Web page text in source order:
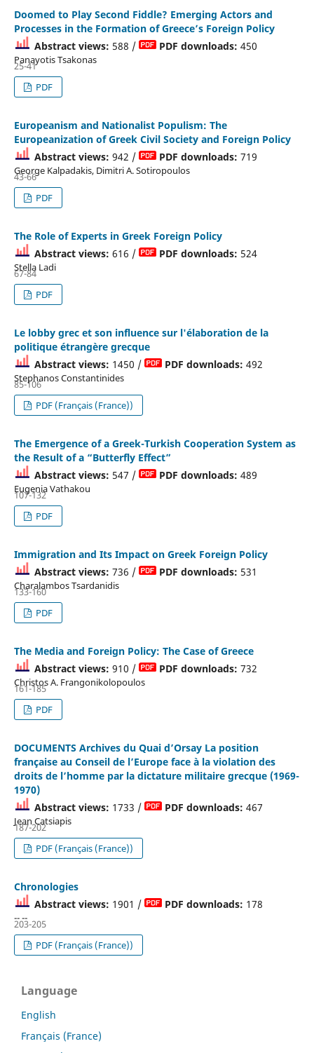
Doomed to Play Second Fiddle? Emerging Actors and
Processes in the Formation of Greece’s Foreign Policy
Abstract views: 588 / PDF downloads: 450
Panayotis Tsakonas
25-41
PDF
Europeanism and Nationalist Populism: The
Europeanization of Greek Civil Society and Foreign Policy
Abstract views: 942 / PDF downloads: 719
George Kalpadakis, Dimitri A. Sotiropoulos
43-66
PDF
The Role of Experts in Greek Foreign Policy
Abstract views: 616 / PDF downloads: 524
Stella Ladi
67-84
PDF
Le lobby grec et son influence sur l'élaboration de la
politique étrangère grecque
Abstract views: 1450 / PDF downloads: 492
Stephanos Constantinides
85-106
PDF (Français (France))
The Emergence of a Greek-Turkish Cooperation System as
the Result of a “Butterfly Effect”
Abstract views: 547 / PDF downloads: 489
Eugenia Vathakou
107-132
PDF
Immigration and Its Impact on Greek Foreign Policy
Abstract views: 736 / PDF downloads: 531
Charalambos Tsardanidis
133-160
PDF
The Media and Foreign Policy: The Case of Greece
Abstract views: 910 / PDF downloads: 732
Christos A. Frangonikolopoulos
161-185
PDF
DOCUMENTS Archives du Quai d’Orsay La position
française au Conseil de l’Europe face à la violation des
droits de l’homme par la dictature militaire grecque (1969-
1970)
Abstract views: 1733 / PDF downloads: 467
Jean Catsiapis
187-202
PDF (Français (France))
Chronologies
Abstract views: 1901 / PDF downloads: 178
-- --
203-205
PDF (Français (France))
Language
English
Français (France)